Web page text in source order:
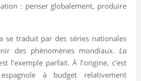
: penser globalement, produire
se traduit par des séries nationales
des phénomènes mondiaux. La
l’exemple parfait. À l’origine, c’est
à budget relativement